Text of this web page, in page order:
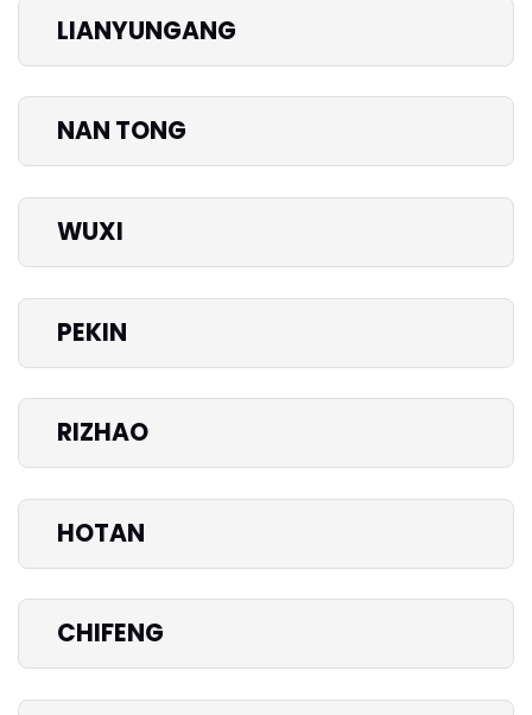
LIANYUNGANG
NAN TONG
WUXI
PEKIN
RIZHAO
HOTAN
CHIFENG